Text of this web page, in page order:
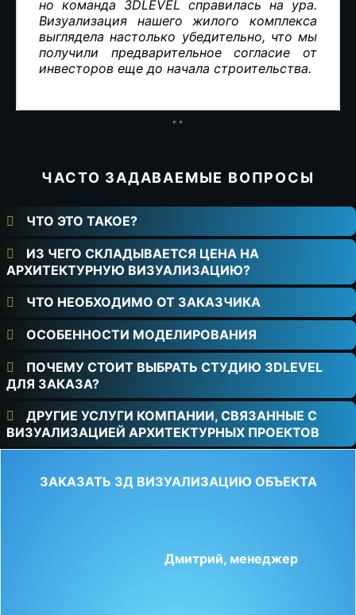
но команда 3DLEVEL справилась на ура.
Визуализация нашего жилого комплекса
выглядела настолько убедительно, что мы
получили предварительное согласие от
инвесторов еще до начала строительства.
ЧАСТО ЗАДАВАЕМЫЕ ВОПРОСЫ
ЧТО ЭТО ТАКОЕ?
ИЗ ЧЕГО СКЛАДЫВАЕТСЯ ЦЕНА НА
АРХИТЕКТУРНУЮ ВИЗУАЛИЗАЦИЮ?
ЧТО НЕОБХОДИМО ОТ ЗАКАЗЧИКА
ОСОБЕННОСТИ МОДЕЛИРОВАНИЯ
ПОЧЕМУ СТОИТ ВЫБРАТЬ СТУДИЮ 3DLEVEL
ДЛЯ ЗАКАЗА?
ДРУГИЕ УСЛУГИ КОМПАНИИ, СВЯЗАННЫЕ С
ВИЗУАЛИЗАЦИЕЙ АРХИТЕКТУРНЫХ ПРОЕКТОВ
ЗАКАЗАТЬ 3Д ВИЗУАЛИЗАЦИЮ ОБЪЕКТА
Дмитрий, менеджер